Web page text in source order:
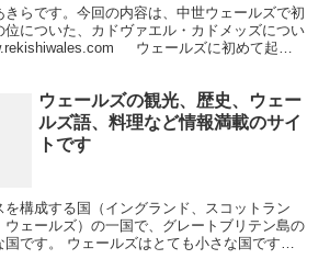
きらです。今回の内容は、中世ウェールズで初
についた、カドヴァエル・カドメッズについ
ウェールズに初めて起き
ウェールズの観光、歴史、ウェー
ルズ語、料理など情報満載のサイ
トです
を構成する国（イングランド、スコットラン
ウェールズ）の一国で、グレートブリテン島の
です。 ウェールズはとても小さな国です